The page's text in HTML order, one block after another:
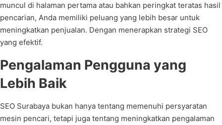
muncul di halaman pertama atau bahkan peringkat teratas hasil
pencarian, Anda memiliki peluang yang lebih besar untuk
meningkatkan penjualan. Dengan menerapkan strategi SEO
yang efektif.
Pengalaman Pengguna yang
Lebih Baik
SEO Surabaya bukan hanya tentang memenuhi persyaratan
mesin pencari, tetapi juga tentang meningkatkan pengalaman